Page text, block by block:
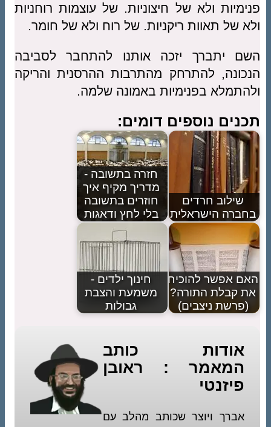
פנימיות ולא של חיצוניות. של עוצמות רוחניות
ולא של תאוות ריקניות. של רוח ולא של חומר.
השם יתברך יזכה אותנו להתחבר לסביבה
הנכונה, להתרחק מהתרבות ההרסנית והריקה
ולהתמלא בפנימיות באמונה שלמה.
תכנים נוספים דומים:
שילוב חרדים
בחברה הישראלית
חזרה בתשובה -
מדריך מקיף איך
חוזרים בתשובה
בלי לחץ ודאגות
האם אפשר להוכיח
את קבלת התורה?
(פרשת ניצבים)
חינוך ילדים -
משמעת והצבת
גבולות
אודות כותב
המאמר : ראובן
פיזנטי
אברך ויוצר שכותב מהלב עם